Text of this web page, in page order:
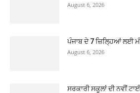
August 6, 2026
ਪੰਜਾਬ ਦੇ 7 ਜ਼ਿਲ੍ਹਿਆਂ ਲਈ
August 6, 2026
ਸਰਕਾਰੀ ਸਕੂਲਾਂ ਦੀ ਨਵੀਂ